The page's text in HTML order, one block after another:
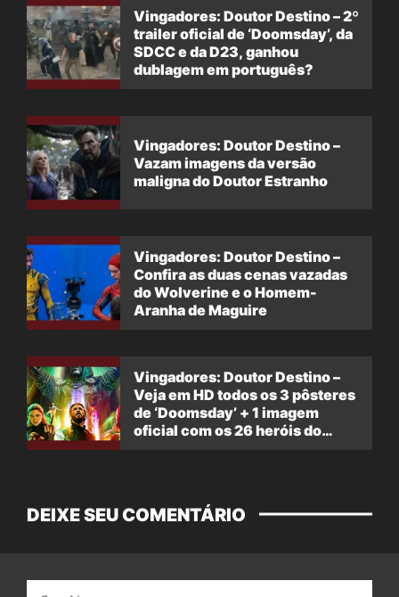
Vingadores: Doutor Destino – 2º
trailer oficial de ‘Doomsday’, da
SDCC e da D23, ganhou
dublagem em português?
Vingadores: Doutor Destino –
Vazam imagens da versão
maligna do Doutor Estranho
Vingadores: Doutor Destino –
Confira as duas cenas vazadas
do Wolverine e o Homem-
Aranha de Maguire
Vingadores: Doutor Destino –
Veja em HD todos os 3 pôsteres
de ‘Doomsday’ + 1 imagem
oficial com os 26 heróis do
DEIXE SEU COMENTÁRIO